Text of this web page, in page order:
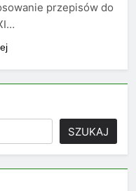
przepisów do
SZUKAJ